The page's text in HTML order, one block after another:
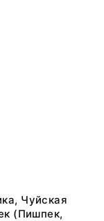
Чуйская
(Пишпек,